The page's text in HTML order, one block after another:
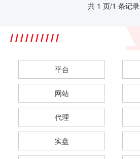
共 1 页/1 条记录
平台
网站
代理
实盘